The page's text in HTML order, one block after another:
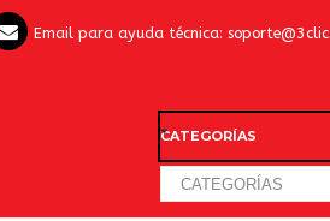
Email para ayuda técnica:
CATEGORÍAS